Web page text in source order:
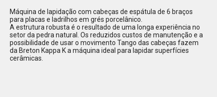
Máquina de lapidação com cabeças de espátula de 6 braços
para placas e ladrilhos em grés porcelânico.
A estrutura robusta é o resultado de uma longa experiência no
setor da pedra natural. Os reduzidos custos de manutenção e a
possibilidade de usar o movimento Tango das cabeças fazem
da Breton Kappa K a máquina ideal para lapidar superfícies
cerâmicas.